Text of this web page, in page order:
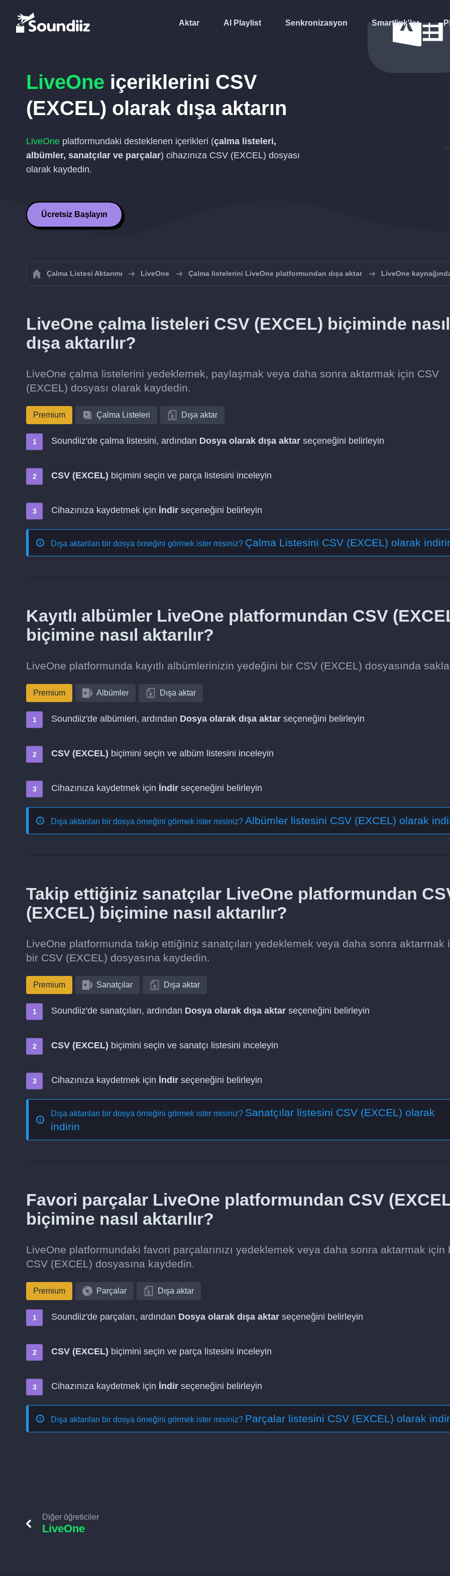
Aktar AI Playlist Senkronizasyon Smartlink'ler
LiveOne içeriklerini CSV
(EXCEL) olarak dışa aktarın
LiveOne platformundaki desteklenen içerikleri (çalma listeleri,
albümler, sanatçılar ve parçalar) cihazınıza CSV (EXCEL) dosyası
olarak kaydedin.
Ücretsiz Başlayın
Çalma Listesi Aktarımı LiveOne Çalma listelerini LiveOne platformundan dışa aktar LiveOne
LiveOne çalma listeleri CSV (EXCEL) biçiminde nasıl
dışa aktarılır?
LiveOne çalma listelerini yedeklemek, paylaşmak veya daha sonra aktarmak için CSV
(EXCEL) dosyası olarak kaydedin.
Premium Çalma Listeleri Dışa aktar
Soundiiz'de çalma listesini, ardından Dosya olarak dışa aktar seçeneğini belirleyin
CSV (EXCEL) biçimini seçin ve parça listesini inceleyin
Cihazınıza kaydetmek için İndir seçeneğini belirleyin
Dışa aktarılan bir dosya örneğini görmek ister misiniz? Çalma Listesini CSV (EXCEL) olarak
Kayıtlı albümler LiveOne platformundan CSV
biçimine nasıl aktarılır?
LiveOne platformunda kayıtlı albümlerinizin yedeğini bir CSV (EXCEL) dosyasında
Premium Albümler Dışa aktar
Soundiiz'de albümleri, ardından Dosya olarak dışa aktar seçeneğini belirleyin
CSV (EXCEL) biçimini seçin ve albüm listesini inceleyin
Cihazınıza kaydetmek için İndir seçeneğini belirleyin
Dışa aktarılan bir dosya örneğini görmek ister misiniz? Albümler listesini CSV (EXCEL) olarak
Takip ettiğiniz sanatçılar LiveOne platformundan
(EXCEL) biçimine nasıl aktarılır?
LiveOne platformunda takip ettiğiniz sanatçıları yedeklemek veya daha sonra aktarmak
bir CSV (EXCEL) dosyasına kaydedin.
Premium Sanatçılar Dışa aktar
Soundiiz'de sanatçıları, ardından Dosya olarak dışa aktar seçeneğini belirleyin
CSV (EXCEL) biçimini seçin ve sanatçı listesini inceleyin
Cihazınıza kaydetmek için İndir seçeneğini belirleyin
Dışa aktarılan bir dosya örneğini görmek ister misiniz? Sanatçılar listesini CSV (EXCEL) olarak
indirin
Favori parçalar LiveOne platformundan CSV
biçimine nasıl aktarılır?
LiveOne platformundaki favori parçalarınızı yedeklemek veya daha sonra aktarmak için
CSV (EXCEL) dosyasına kaydedin.
Premium Parçalar Dışa aktar
Soundiiz'de parçaları, ardından Dosya olarak dışa aktar seçeneğini belirleyin
CSV (EXCEL) biçimini seçin ve parça listesini inceleyin
Cihazınıza kaydetmek için İndir seçeneğini belirleyin
Dışa aktarılan bir dosya örneğini görmek ister misiniz? Parçalar listesini CSV (EXCEL) olarak
Diğer öğreticiler
LiveOne